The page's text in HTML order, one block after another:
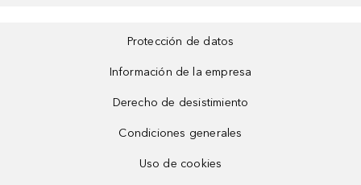
Protección de datos
Información de la empresa
Derecho de desistimiento
Condiciones generales
Uso de cookies